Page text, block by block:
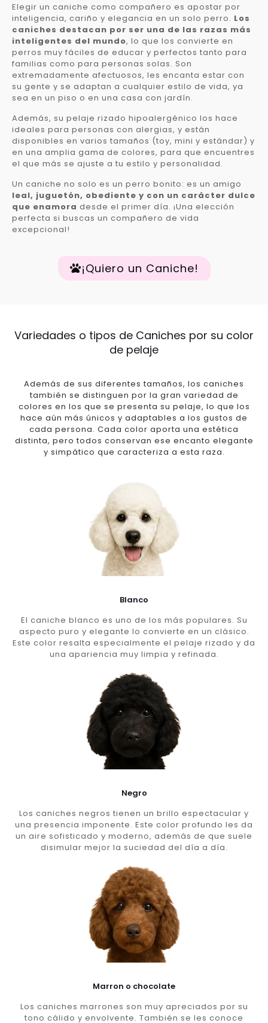
Elegir un caniche como compañero es apostar por
inteligencia, cariño y elegancia en un solo perro. Los
caniches destacan por ser una de las razas más
inteligentes del mundo, lo que los convierte en
perros muy fáciles de educar y perfectos tanto para
familias como para personas solas. Son
extremadamente afectuosos, les encanta estar con
su gente y se adaptan a cualquier estilo de vida, ya
sea en un piso o en una casa con jardín.
Además, su pelaje rizado hipoalergénico los hace
ideales para personas con alergias, y están
disponibles en varios tamaños (toy, mini y estándar) y
en una amplia gama de colores, para que encuentres
el que más se ajuste a tu estilo y personalidad.
Un caniche no solo es un perro bonito: es un amigo
leal, juguetón, obediente y con un carácter dulce
que enamora desde el primer día. ¡Una elección
perfecta si buscas un compañero de vida
excepcional!
¡Quiero un Caniche!
Variedades o tipos de Caniches por su color
de pelaje
Además de sus diferentes tamaños, los caniches
también se distinguen por la gran variedad de
colores en los que se presenta su pelaje, lo que los
hace aún más únicos y adaptables a los gustos de
cada persona. Cada color aporta una estética
distinta, pero todos conservan ese encanto elegante
y simpático que caracteriza a esta raza.
Blanco
El caniche blanco es uno de los más populares. Su
aspecto puro y elegante lo convierte en un clásico.
Este color resalta especialmente el pelaje rizado y da
una apariencia muy limpia y refinada.
Negro
Los caniches negros tienen un brillo espectacular y
una presencia imponente. Este color profundo les da
un aire sofisticado y moderno, además de que suele
disimular mejor la suciedad del día a día.
Marron o chocolate
Los caniches marrones son muy apreciados por su
tono cálido y envolvente. También se les conoce